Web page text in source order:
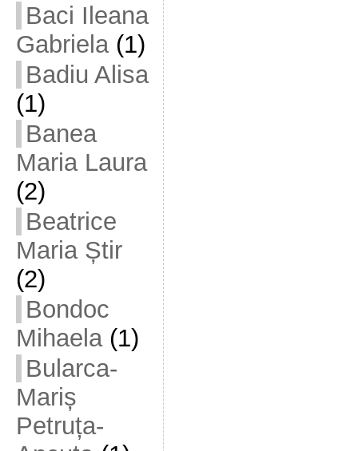
Baci Ileana
Gabriela(1)
Badiu Alisa
(1)
Banea
Maria Laura
(2)
Beatrice
Maria Știr
(2)
Bondoc
Mihaela(1)
Bularca-
Mariș
Petruța-